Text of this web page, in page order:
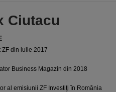
Ciutacu
ZF din iulie 2017
Business Magazin din 2018
al emisiunii ZF Investiţi în România